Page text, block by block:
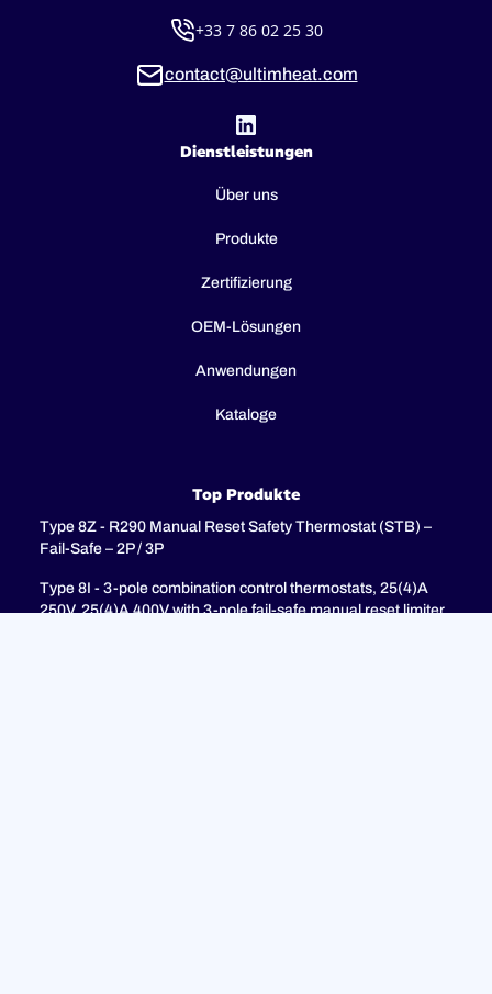
+33 7 86 02 25 30
contact@ultimheat.com
Dienstleistungen
Über uns
Produkte
Zertifizierung
OEM-Lösungen
Anwendungen
Kataloge
Top Produkte
Type 8Z - R290 Manual Reset Safety Thermostat (STB) –
Fail-Safe – 2P / 3P
Type 8I - 3-pole combination control thermostats, 25(4)A
250V, 25(4)A 400V with 3-pole fail-safe manual reset limiter